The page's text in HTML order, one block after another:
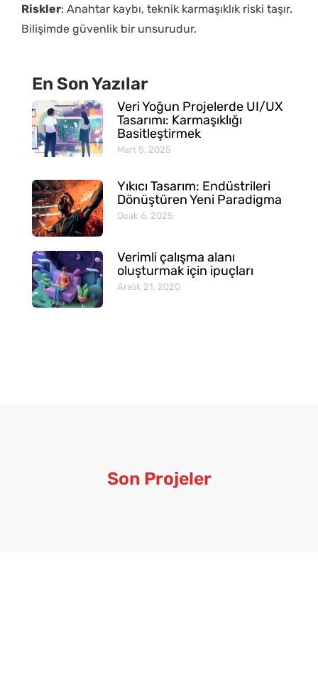
Riskler: Anahtar kaybı, teknik karmaşıklık riski taşır.
Bilişimde güvenlik bir unsurudur.
En Son Yazılar
Veri Yoğun Projelerde UI/UX
Tasarımı: Karmaşıklığı
Basitleştirmek
Mart 5, 2025
Yıkıcı Tasarım: Endüstrileri
Dönüştüren Yeni Paradigma
Ocak 6, 2025
Verimli çalışma alanı
oluşturmak için ipuçları
Aralık 21, 2020
Son Projeler